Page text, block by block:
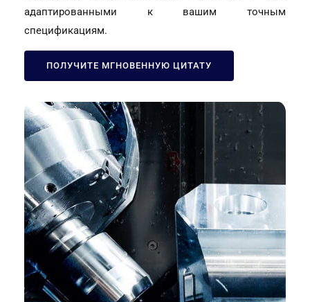
адаптированными к вашим точным
спецификациям.
ПОЛУЧИТЕ МГНОВЕННУЮ ЦИТАТУ